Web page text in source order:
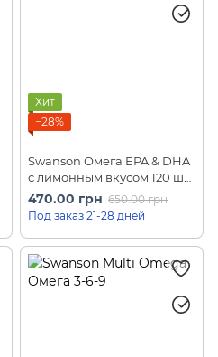
Хит
−28%
Swanson Омега EPA & DHA
с лимонным вкусом 120 шт
на 60 дней
470.00 грн 650.00 грн
Под заказ 21-28 дней